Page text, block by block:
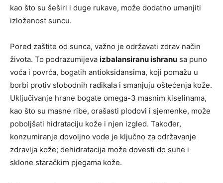
kao što su šeširi i duge rukave, može dodatno umanjiti
izloženost suncu.
Pored zaštite od sunca, važno je održavati zdrav način
života. To podrazumijeva izbalansiranu ishranu sa puno
voća i povrća, bogatih antioksidansima, koji pomažu u
borbi protiv slobodnih radikala i smanjuju oštećenja kože.
Uključivanje hrane bogate omega-3 masnim kiselinama,
kao što su masne ribe, orašasti plodovi i sjemenke, može
poboljšati hidrataciju kože i njen izgled. Također,
konzumiranje dovoljno vode je ključno za održavanje
zdravlja kože; dehidratacija može dovesti do suhe i
sklone staračkim pjegama kože.